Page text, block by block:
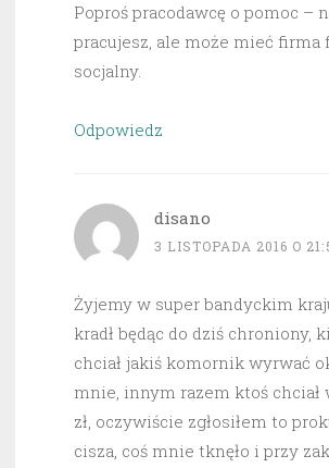
Poproś pracodawcę o pomoc –
pracujesz, ale może mieć firma
socjalny.
Odpowiedz
disano
3 LISTOPADA 2016 O
Żyjemy w super bandyckim
kradł będąc do dziś chroniony,
chciał jakiś komornik wyrwać
mnie, innym razem ktoś chciał
zł, oczywiście zgłosiłem to
cisza, coś mnie tknęło i przy